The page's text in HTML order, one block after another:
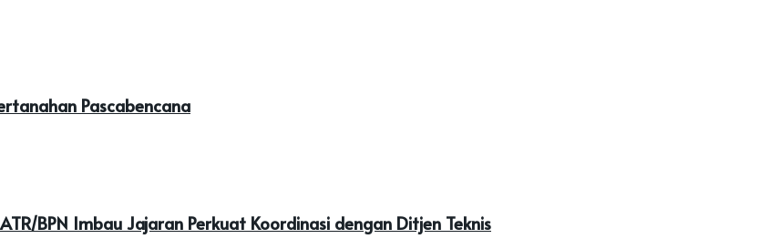
Pascabencana
BPN Imbau Jajaran Perkuat Koordinasi dengan Ditjen Teknis